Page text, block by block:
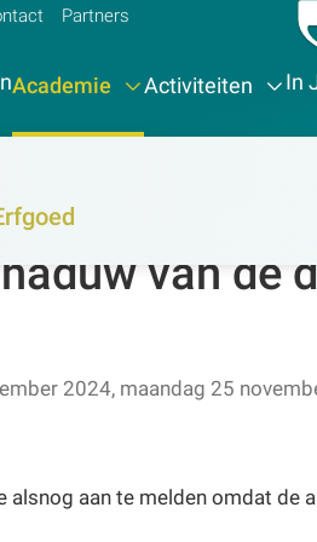
Partners
Academie Activiteiten In
geschiedenis-
van de
2024, maandag 25
aan te melden omdat de